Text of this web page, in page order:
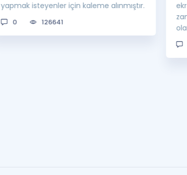
yapmak isteyenler için kaleme alınmıştır.
0 126641